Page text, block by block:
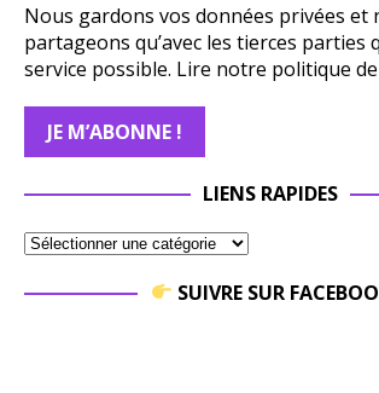
Nous gardons vos données privées et
partageons qu’avec les tierces parties
service possible. Lire notre politique
LIENS RAPIDES
SUIVRE SUR